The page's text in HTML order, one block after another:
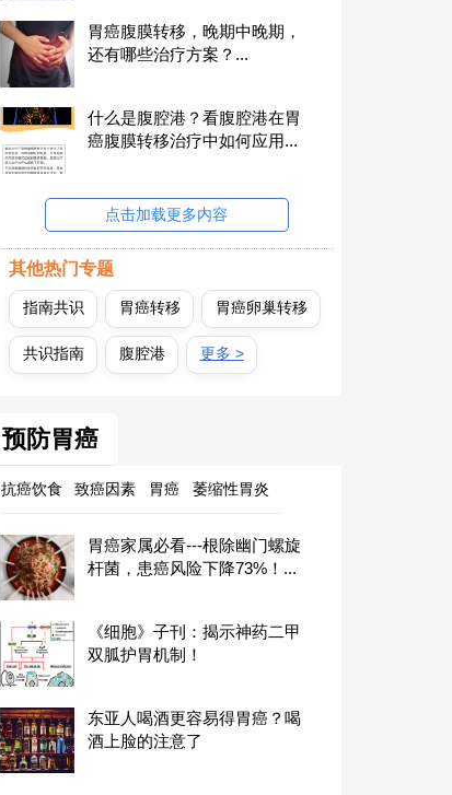
胃癌腹膜转移，晚期中晚期，
还有哪些治疗方案？...
什么是腹腔港？看腹腔港在胃
癌腹膜转移治疗中如何应用...
点击加载更多内容
其他热门专题
指南共识 胃癌转移 胃癌卵巢转移
共识指南 腹腔港 更多 >
预防胃癌
抗癌饮食 致癌因素 胃癌 萎缩性胃炎
胃癌家属必看---根除幽门螺旋
杆菌，患癌风险下降73%！...
《细胞》子刊：揭示神药二甲
双胍护胃机制！
东亚人喝酒更容易得胃癌？喝
酒上脸的注意了